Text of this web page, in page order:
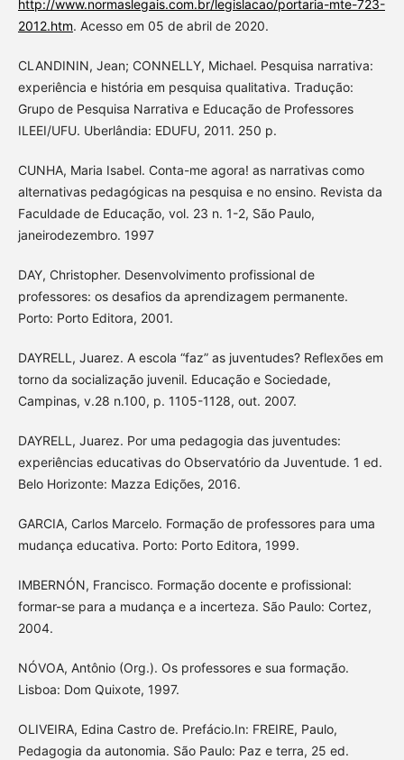
http://www.normaslegais.com.br/legislacao/portaria-mte-723-
2012.htm. Acesso em 05 de abril de 2020.
CLANDININ, Jean; CONNELLY, Michael. Pesquisa narrativa:
experiência e história em pesquisa qualitativa. Tradução:
Grupo de Pesquisa Narrativa e Educação de Professores
ILEEI/UFU. Uberlândia: EDUFU, 2011. 250 p.
CUNHA, Maria Isabel. Conta-me agora! as narrativas como
alternativas pedagógicas na pesquisa e no ensino. Revista da
Faculdade de Educação, vol. 23 n. 1-2, São Paulo,
janeirodezembro. 1997
DAY, Christopher. Desenvolvimento profissional de
professores: os desafios da aprendizagem permanente.
Porto: Porto Editora, 2001.
DAYRELL, Juarez. A escola “faz” as juventudes? Reflexões em
torno da socialização juvenil. Educação e Sociedade,
Campinas, v.28 n.100, p. 1105-1128, out. 2007.
DAYRELL, Juarez. Por uma pedagogia das juventudes:
experiências educativas do Observatório da Juventude. 1 ed.
Belo Horizonte: Mazza Edições, 2016.
GARCIA, Carlos Marcelo. Formação de professores para uma
mudança educativa. Porto: Porto Editora, 1999.
IMBERNÓN, Francisco. Formação docente e profissional:
formar-se para a mudança e a incerteza. São Paulo: Cortez,
2004.
NÓVOA, Antônio (Org.). Os professores e sua formação.
Lisboa: Dom Quixote, 1997.
OLIVEIRA, Edina Castro de. Prefácio.In: FREIRE, Paulo,
Pedagogia da autonomia. São Paulo: Paz e terra, 25 ed.